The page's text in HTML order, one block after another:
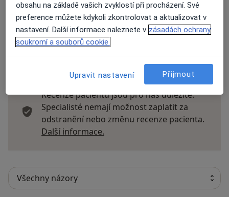
Přidejte svůj názor
Recenze pacientů jsou pro nás důležité.
Specialisté nemají možnost zaplatit za
odstranění nebo změnu recenze pacienta.
Další informace.
obsahu na základě vašich zvyklostí při procházení. Své
preference můžete kdykoli zkontrolovat a aktualizovat v
nastavení. Další informace naleznete v zásadách ochrany
soukromí a souborů cookie.
Upravit nastavení Přijmout